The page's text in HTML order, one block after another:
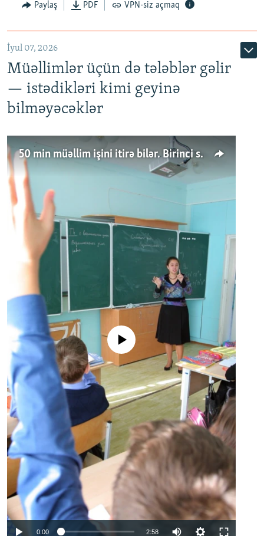
Paylaş PDF VPN-siz açmaq
İyul 07, 2026
Müəllimlər üçün də tələblər gəlir
— istədikləri kimi geyinə
bilməyəcəklər
50 min müəllim işini itirə bilər. Birinci sinfə gedənlər azalır
No media source currently available
0:00 2:58